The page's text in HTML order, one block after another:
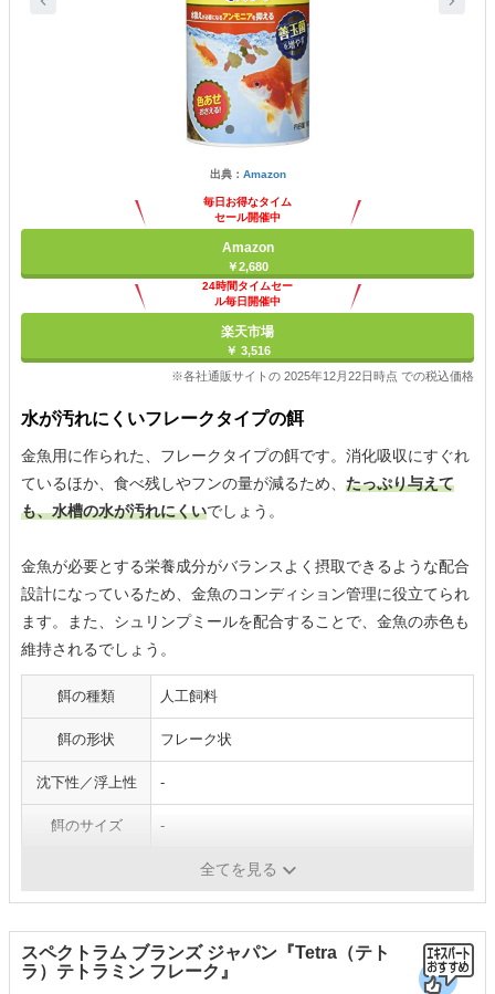
出典： Amazon
毎日お得なタイム
セール開催中
Amazon
￥2,680
24時間タイムセー
ル毎日開催中
楽天市場
￥ 3,516
※各社通販サイトの 2025年12月22日時点 での税込価格
水が汚れにくいフレークタイプの餌
金魚用に作られた、フレークタイプの餌です。消化吸収にすぐれ
ているほか、食べ残しやフンの量が減るため、 たっぷり与えて
も、水槽の水が汚れにくいでしょう。
金魚が必要とする栄養成分がバランスよく摂取できるような配合
設計になっているため、金魚のコンディション管理に役立てられ
ます。また、シュリンプミールを配合することで、金魚の赤色も
維持されるでしょう。
餌の種類 人工飼料
餌の形状 フレーク状
沈下性／浮上性 -
餌のサイズ -
全てを見る
スペクトラム ブランズ ジャパン『Tetra（テト
ラ）テトラミン フレーク』